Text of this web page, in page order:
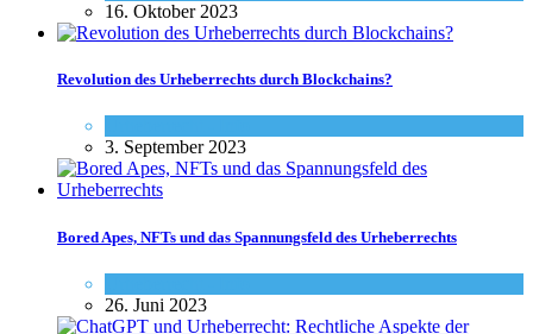
16. Oktober 2023
Revolution des Urheberrechts durch Blockchains?
3. September 2023
Bored Apes, NFTs und das Spannungsfeld des Urheberrechts
26. Juni 2023